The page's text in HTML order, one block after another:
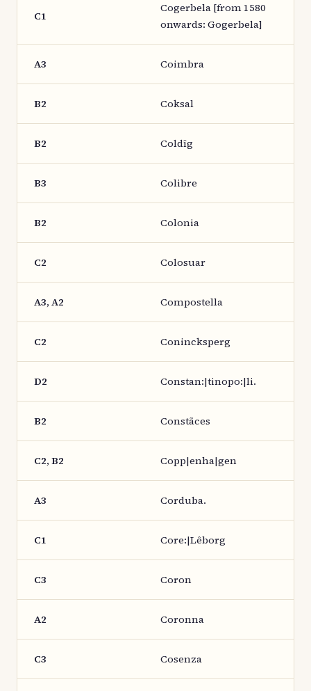
C1
Cogerbela [from 1580
onwards: Gogerbela]
A3 Coimbra
B2 Coksal
B2 Coldîg
B3 Colibre
B2 Colonia
C2 Colosuar
A3, A2 Compostella
C2 Conincksperg
D2 Constan:|tinopo:|li.
B2 Constãces
C2, B2 Copp|enha|gen
A3 Corduba.
C1 Core:|Lêborg
C3 Coron
A2 Coronna
C3 Cosenza